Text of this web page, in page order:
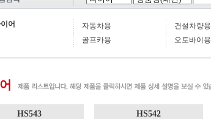
어 자동차용 건설차량용
골프카용
오토바이용
HS543 HS542